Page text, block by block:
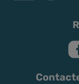
Pour la
vous faudra une
ou plusieurs
votre dosage
sensiblement,